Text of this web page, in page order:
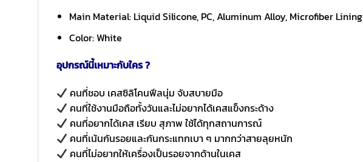
Main Material: Liquid Silicone, PC, Aluminum Alloy, Microfiber Lining
Color: White
อุปกรณ์นี้เหมาะกับใคร ?
คนที่ชอบ เคสซิลิโคนฟีลนุ่ม จับสบายมือ
คนที่ใช้งานมือถือทั้งวันและไม่อยากได้เคสแข็งกระด้าง
คนที่อยากได้เคส เรียบ สุภาพ ใช้ได้ทุกสถานการณ์
คนที่เน้นกันรอยและกันกระแทกเบา ๆ มากกว่าสายลุยหนัก
คนที่ไม่อยากให้เครื่องเป็นรอยจากด้านในเคส